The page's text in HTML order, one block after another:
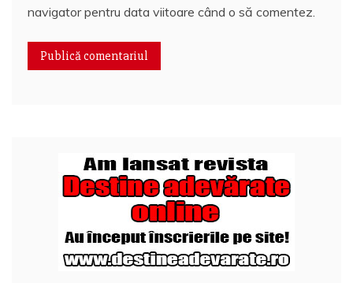
navigator pentru data viitoare când o să comentez.